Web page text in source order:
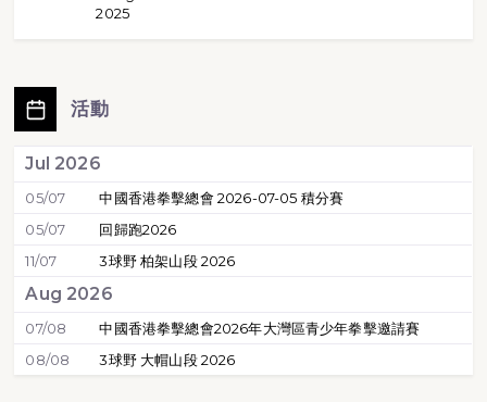
2025
活動
Jul 2026
05/07
中國香港拳擊總會 2026-07-05 積分賽
05/07
回歸跑2026
11/07
3球野 柏架山段 2026
Aug 2026
07/08
中國香港拳擊總會2026年大灣區青少年拳擊邀請賽
08/08
3球野 大帽山段 2026